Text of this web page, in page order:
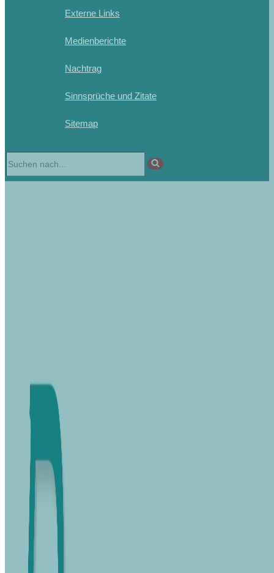
Externe Links
Medienberichte
Nachtrag
Sinnsprüche und Zitate
Sitemap